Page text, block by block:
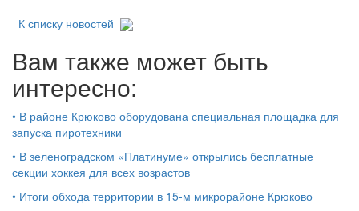
К списку новостей
Вам также может быть
интересно:
• В районе Крюково оборудована специальная площадка для
запуска пиротехники
• В зеленоградском «Платинуме» открылись бесплатные
секции хоккея для всех возрастов
• Итоги обхода территории в 15‑м микрорайоне Крюково